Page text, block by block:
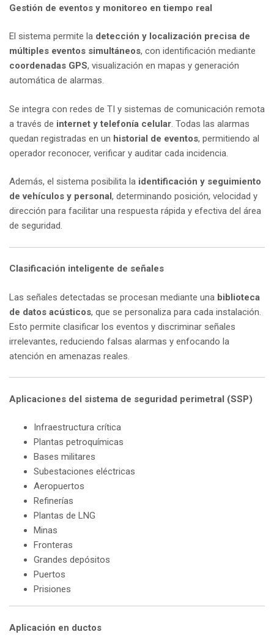
Gestión de eventos y monitoreo en tiempo real
El sistema permite la detección y localización precisa de
múltiples eventos simultáneos, con identificación mediante
coordenadas GPS, visualización en mapas y generación
automática de alarmas.
Se integra con redes de TI y sistemas de comunicación remota
a través de internet y telefonía celular . Todas las alarmas
quedan registradas en un historial de eventos, permitiendo al
operador reconocer, verificar y auditar cada incidencia.
Además, el sistema posibilita la identificación y seguimiento
de vehículos y personal, determinando posición, velocidad y
dirección para facilitar una respuesta rápida y efectiva del área
de seguridad.
Clasificación inteligente de señales
Las señales detectadas se procesan mediante una biblioteca
de datos acústicos, que se personaliza para cada instalación.
Esto permite clasificar los eventos y discriminar señales
irrelevantes, reduciendo falsas alarmas y enfocando la
atención en amenazas reales.
Aplicaciones del sistema de seguridad perimetral (SSP)
Infraestructura crítica
Plantas petroquímicas
Bases militares
Subestaciones eléctricas
Aeropuertos
Refinerías
Plantas de LNG
Minas
Fronteras
Grandes depósitos
Puertos
Prisiones
Aplicación en ductos